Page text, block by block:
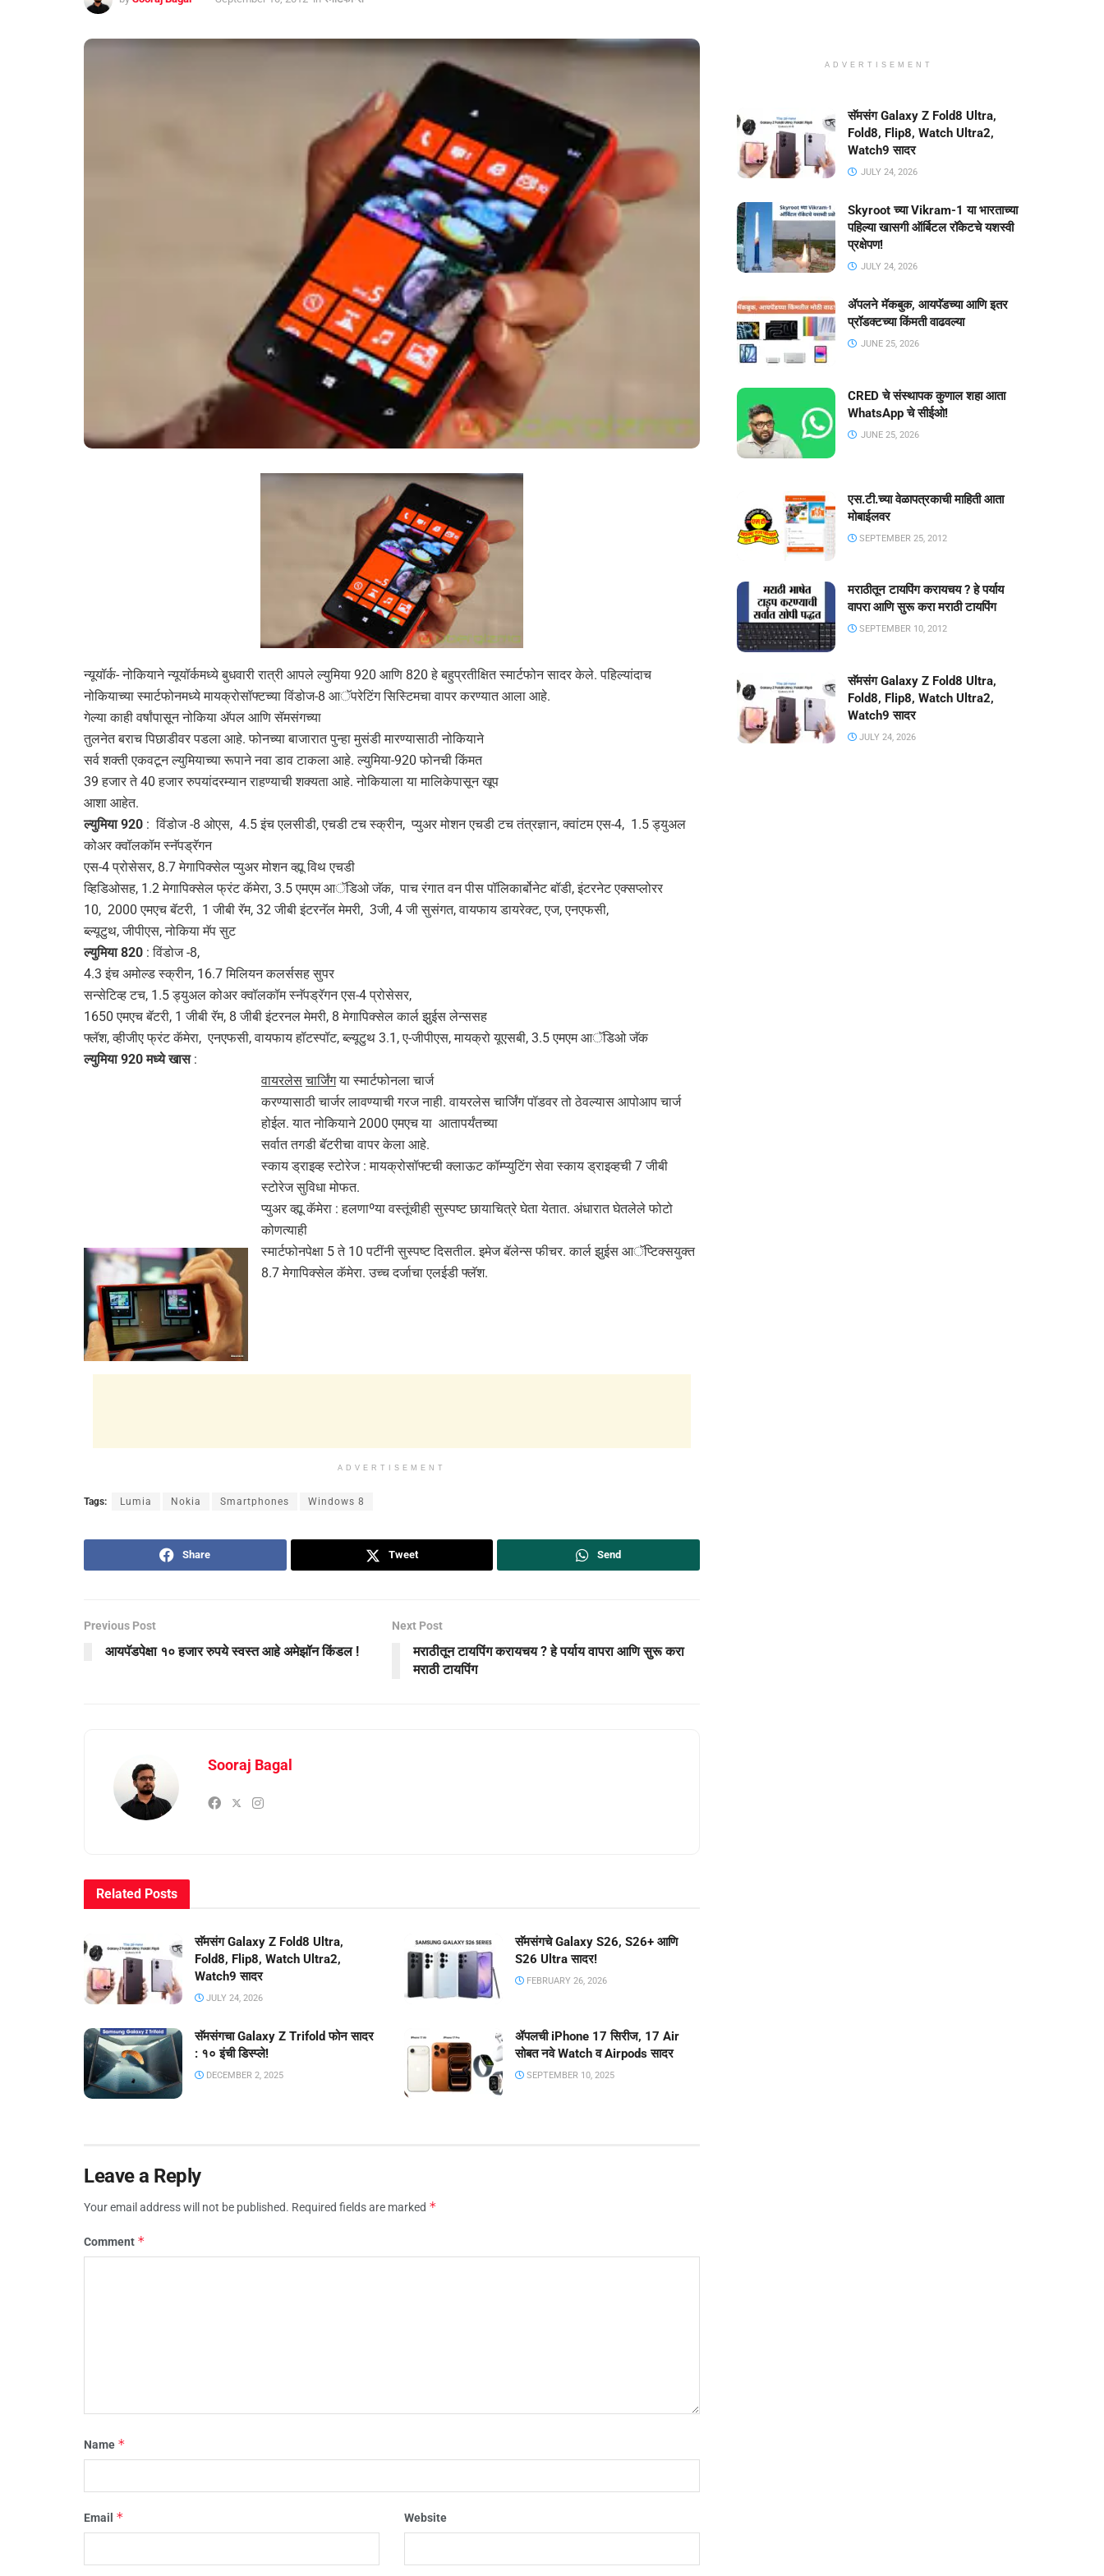
न्यूयॉर्क- नोकियाने न्यूयॉर्कमध्ये बुधवारी रात्री आपले ल्युमिया 920 आणि 820 हे बहुप्रतीक्षित स्मार्टफोन सादर केले. पहिल्यांदाच
नोकियाच्या स्मार्टफोनमध्ये मायक्रोसॉफ्टच्या विंडोज-8 आॅपरेटिंग सिस्टिमचा वापर करण्यात आला आहे.
गेल्या काही वर्षांपासून नोकिया अ‍ॅपल आणि सॅमसंगच्या
तुलनेत बराच पिछाडीवर पडला आहे. फोनच्या बाजारात पुन्हा मुसंडी मारण्यासाठी नोकियाने
सर्व शक्ती एकवटून ल्युमियाच्या रूपाने नवा डाव टाकला आहे. ल्युमिया-920 फोनची किंमत
39 हजार ते 40 हजार रुपयांदरम्यान राहण्याची शक्यता आहे. नोकियाला या मालिकेपासून खूप
आशा आहेत.
ल्युमिया 920 : विंडोज -8 ओएस, 4.5 इंच एलसीडी, एचडी टच स्क्रीन, प्युअर मोशन एचडी टच तंत्रज्ञान, क्वांटम एस-4, 1.5 ड्युअल
कोअर क्वॉलकॉम स्नॅपड्रॅगन
एस-4 प्रोसेसर, 8.7 मेगापिक्सेल प्युअर मोशन व्ह्यू विथ एचडी
व्हिडिओसह, 1.2 मेगापिक्सेल फ्रंट कॅमेरा, 3.5 एमएम आॅडिओ जॅक, पाच रंगात वन पीस पॉलिकार्बोनेट बॉडी, इंटरनेट एक्सप्लोरर
10, 2000 एमएच बॅटरी, 1 जीबी रॅम, 32 जीबी इंटरनॅल मेमरी, 3जी, 4 जी सुसंगत, वायफाय डायरेक्ट, एज, एनएफसी,
ब्ल्यूटुथ, जीपीएस, नोकिया मॅप सुट
ल्युमिया 820 : विंडोज -8,
4.3 इंच अमोल्ड स्क्रीन, 16.7 मिलियन कलर्ससह सुपर
सन्सेटिव्ह टच, 1.5 ड्युअल कोअर क्वॉलकॉम स्नॅपड्रॅगन एस-4 प्रोसेसर,
1650 एमएच बॅटरी, 1 जीबी रॅम, 8 जीबी इंटरनल मेमरी, 8 मेगापिक्सेल कार्ल झुईस लेन्ससह
फ्लॅश, व्हीजीए फ्रंट कॅमेरा, एनएफसी, वायफाय हॉटस्पॉट, ब्ल्यूटुथ 3.1, ए-जीपीएस, मायक्रो यूएसबी, 3.5 एमएम आॅडिओ जॅक
ल्युमिया 920 मध्ये खास:
वायरलेस चार्जिंगया स्मार्टफोनला चार्ज
करण्यासाठी चार्जर लावण्याची गरज नाही. वायरलेस चार्जिंग पॉडवर तो ठेवल्यास आपोआप चार्ज
होईल. यात नोकियाने 2000 एमएच या आतापर्यंतच्या
सर्वात तगडी बॅटरीचा वापर केला आहे.
स्काय ड्राइव्ह स्टोरेज : मायक्रोसॉफ्टची क्लाऊट कॉम्प्युटिंग सेवा स्काय ड्राइव्हची 7 जीबी
स्टोरेज सुविधा मोफत.
प्युअर व्ह्यू कॅमेरा : हलणाºया वस्तूंचीही सुस्पष्ट छायाचित्रे घेता येतात. अंधारात घेतलेले फोटो
कोणत्याही
स्मार्टफोनपेक्षा 5 ते 10 पटींनी सुस्पष्ट दिसतील. इमेज बॅलेन्स फीचर. कार्ल झुईस आॅप्टिक्सयुक्त
8.7 मेगापिक्सेल कॅमेरा. उच्च दर्जाचा एलईडी फ्लॅश.
ADVERTISEMENT
Tags: Lumia Nokia Smartphones Windows 8
Share Tweet Send
Previous Post
आयपॅडपेक्षा १० हजार रुपये स्वस्त आहे अमेझॉन किंडल !
Next Post
मराठीतून टायपिंग करायचय ? हे पर्याय वापरा आणि सुरू करा
मराठी टायपिंग
Sooraj Bagal
Related Posts
सॅमसंग Galaxy Z Fold8 Ultra,
Fold8, Flip8, Watch Ultra2,
Watch9 सादर
JULY 24, 2026
सॅमसंगचे Galaxy S26, S26+ आणि
S26 Ultra सादर!
FEBRUARY 26, 2026
सॅमसंगचा Galaxy Z Trifold फोन सादर
: १० इंची डिस्प्ले!
DECEMBER 2, 2025
ॲपलची iPhone 17 सिरीज, 17 Air
सोबत नवे Watch व Airpods सादर
SEPTEMBER 10, 2025
Leave a Reply
Your email address will not be published. Required fields are marked *
Comment *
Name *
Email * Website
ADVERTISEMENT
सॅमसंग Galaxy Z Fold8 Ultra,
Fold8, Flip8, Watch Ultra2,
Watch9 सादर
JULY 24, 2026
Skyroot च्या Vikram-1 या भारताच्या
पहिल्या खासगी ऑर्बिटल रॉकेटचे यशस्वी
प्रक्षेपण!
JULY 24, 2026
ॲपलने मॅकबुक, आयपॅडच्या आणि इतर
प्रॉडक्टच्या किंमती वाढवल्या
JUNE 25, 2026
CRED चे संस्थापक कुणाल शहा आता
WhatsApp चे सीईओ!
JUNE 25, 2026
एस.टी.च्या वेळापत्रकाची माहिती आता
मोबाईलवर
SEPTEMBER 25, 2012
मराठीतून टायपिंग करायचय ? हे पर्याय
वापरा आणि सुरू करा मराठी टायपिंग
SEPTEMBER 10, 2012
सॅमसंग Galaxy Z Fold8 Ultra,
Fold8, Flip8, Watch Ultra2,
Watch9 सादर
JULY 24, 2026